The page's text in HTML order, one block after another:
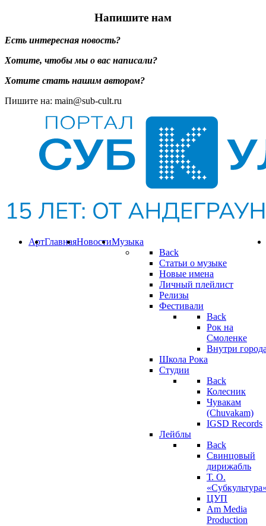
Напишите нам
Есть интересная новость?
Хотите, чтобы мы о вас написали?
Хотите стать нашим автором?
Пишите на: main@sub-cult.ru
Музыка
Back
Статьи о музыке
Новые имена
Личный плейлист
Релизы
Фестивали
Back
Рок на
Смоленке
Внутри
Школа Рока
Студии
Back
Колесник
Чувакам
(Chuvakam)
IGSD Records
Лейблы
Back
Свинцовый
дирижабль
Т. О.
ЦУП
Am Media
Production
Новости
Главная
Арт